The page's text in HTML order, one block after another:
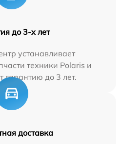
до 3-х лет
устанавливает
техники Polaris и
гарантию до 3 лет.
доставка